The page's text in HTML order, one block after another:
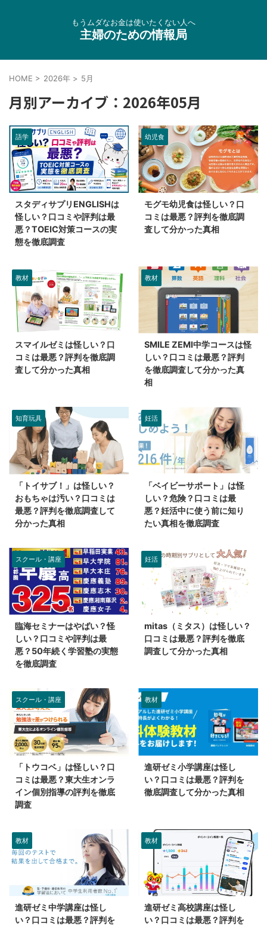
もうムダなお金は使いたくない人へ
主婦のための情報局
HOME > 2026年 > 5月
月別アーカイブ：2026年05月
語学
スタディサプリENGLISHは
怪しい？口コミや評判は最
悪？TOEIC対策コースの実
態を徹底調査
幼児食
モグモ幼児食は怪しい？口
コミは最悪？評判を徹底調
査して分かった真相
教材
スマイルゼミは怪しい？口
コミは最悪？評判を徹底調
査して分かった真相
教材
SMILE ZEMI中学コースは怪
しい？口コミは最悪？評判
を徹底調査して分かった真
相
知育玩具
「トイサブ！」は怪しい？
おもちゃは汚い？口コミは
最悪？評判を徹底調査して
分かった真相
妊活
「ベイビーサポート」は怪
しい？危険？口コミは最
悪？妊活中に使う前に知り
たい真相を徹底調査
スクール・講座
臨海セミナーはやばい？怪
しい？口コミや評判は最
悪？50年続く学習塾の実態
を徹底調査
妊活
mitas（ミタス）は怪しい？
口コミは最悪？評判を徹底
調査して分かった真相
スクール・講座
「トウコベ」は怪しい？口
コミは最悪？東大生オンラ
イン個別指導の評判を徹底
調査
教材
進研ゼミ小学講座は怪し
い？口コミは最悪？評判を
徹底調査して分かった真相
教材
進研ゼミ中学講座は怪し
い？口コミは最悪？評判を
教材
進研ゼミ高校講座は怪し
い？口コミは最悪？評判を